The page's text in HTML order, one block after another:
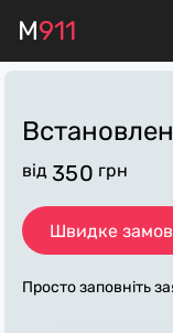
M911
від 350 грн
Швидке
Просто заповніть
питання по